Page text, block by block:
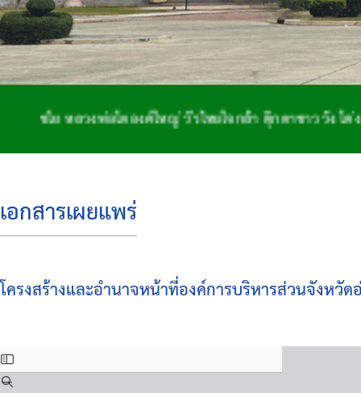
หลวงพ่อโตองค์ใหญ่ วีรไทยใจกล้า ตุ๊กตาชาววัง โด่งดังจักส
เอกสารเผยแพร่
โครงสร้างและอำนาจหน้าที่องค์การบริหารส่วนจังหวัด